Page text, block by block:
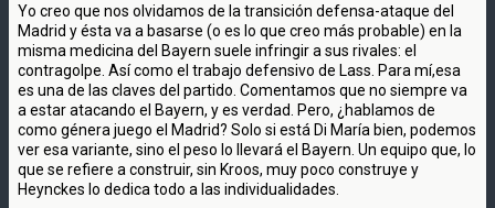
Yo creo que nos olvidamos de la transición defensa-ataque del
Madrid y ésta va a basarse (o es lo que creo más probable) en la
misma medicina del Bayern suele infringir a sus rivales: el
contragolpe. Así como el trabajo defensivo de Lass. Para mí,esa
es una de las claves del partido. Comentamos que no siempre va
a estar atacando el Bayern, y es verdad. Pero, ¿hablamos de
como génera juego el Madrid? Solo si está Di María bien, podemos
ver esa variante, sino el peso lo llevará el Bayern. Un equipo que, lo
que se refiere a construir, sin Kroos, muy poco construye y
Heynckes lo dedica todo a las individualidades.